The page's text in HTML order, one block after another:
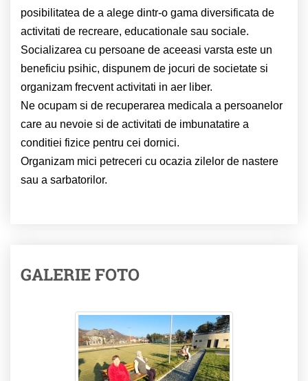
posibilitatea de a alege dintr-o gama diversificata de
activitati de recreare, educationale sau sociale.
Socializarea cu persoane de aceeasi varsta este un
beneficiu psihic, dispunem de jocuri de societate si
organizam frecvent activitati in aer liber.
Ne ocupam si de recuperarea medicala a persoanelor
care au nevoie si de activitati de imbunatatire a
conditiei fizice pentru cei dornici.
Organizam mici petreceri cu ocazia zilelor de nastere
sau a sarbatorilor.
GALERIE FOTO